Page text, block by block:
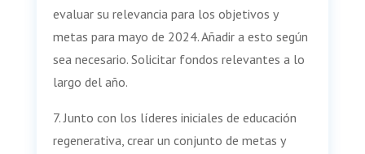
evaluar su relevancia para los objetivos y
metas para mayo de 2024. Añadir a esto según
sea necesario. Solicitar fondos relevantes a lo
largo del año.
7. Junto con los líderes iniciales de educación
regenerativa, crear un conjunto de metas y